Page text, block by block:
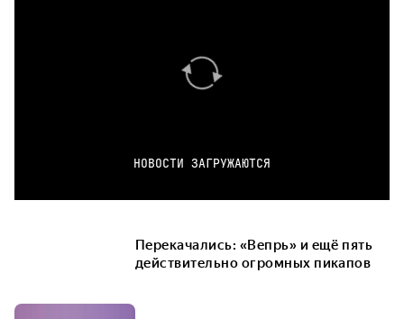
НОВОСТИ ЗАГРУЖАЮТСЯ
Перекачались: «Вепрь» и ещё пять
действительно огромных пикапов